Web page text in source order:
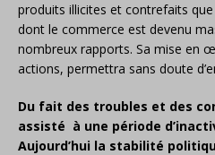
produits illicites et contrefaits
dont le commerce est devenu
nombreux rapports. Sa mise en
actions, permettra sans doute
Du fait des troubles et des
assisté à une période
Aujourd’hui la stabilité